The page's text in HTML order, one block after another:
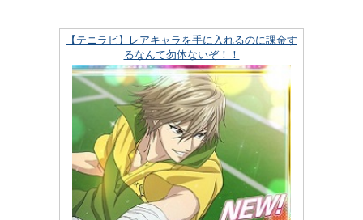
【テニラビ】レアキャラを手に入れるのに課金す
るなんて勿体ないぞ！！